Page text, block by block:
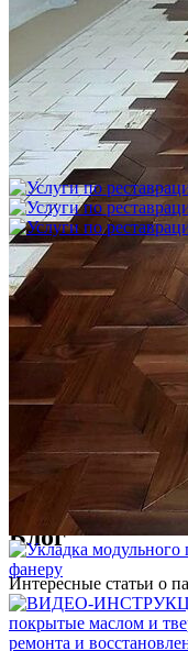
Укладка модульного
фанеру
3 600 ₽
Услуги по реставрации
1 500 ₽
Блог
Интересные статьи о